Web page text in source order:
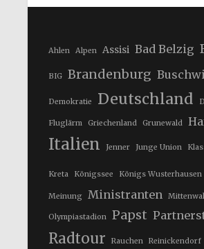
Ahlen Alpen Assisi Bad Belzig
BIG Brandenburg
Demokratie Deutschland
Fluglärm Griechenland Grunewald
Italien Jenner Junge Union
Kreta Königssee Königs Wusterhausen
Meinung Ministranten
Olympiastadion Papst
Radtour Rauchen Reinickendorf